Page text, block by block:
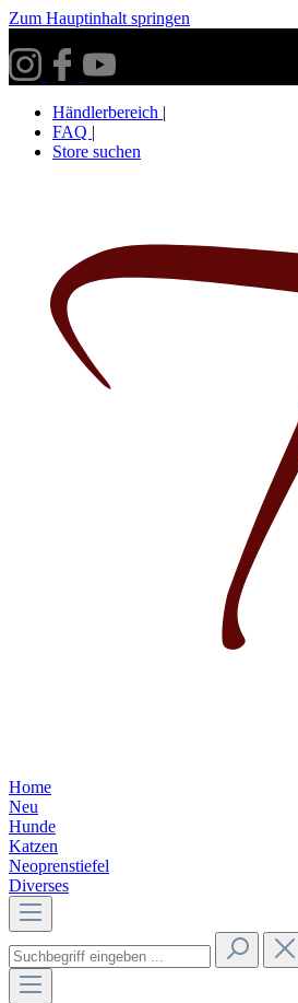
Zum Hauptinhalt springen
Händlerbereich |
FAQ |
Store suchen
Home
Neu
Hunde
Katzen
Neoprenstiefel
Diverses